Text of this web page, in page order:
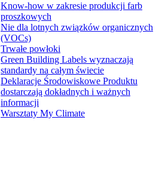
Know-how w zakresie produkcji farb
proszkowych
Nie dla lotnych związków organicznych
(VOCs)
Trwałe powłoki
Green Building Labels wyznaczają
standardy na całym świecie
Deklaracje Środowiskowe Produktu
dostarczają dokładnych i ważnych
informacji
Warsztaty My Climate